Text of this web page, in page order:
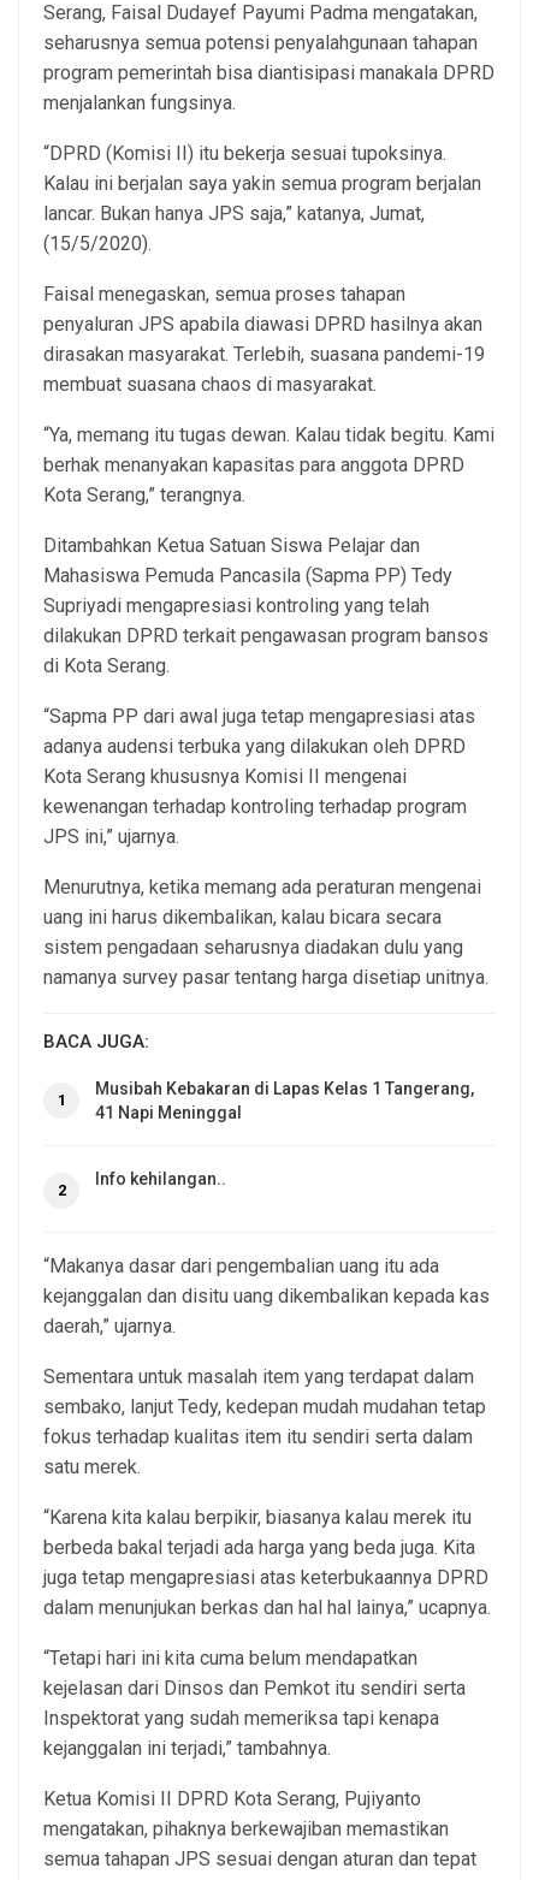
Serang, Faisal Dudayef Payumi Padma mengatakan,
seharusnya semua potensi penyalahgunaan tahapan
program pemerintah bisa diantisipasi manakala DPRD
menjalankan fungsinya.
“DPRD (Komisi II) itu bekerja sesuai tupoksinya.
Kalau ini berjalan saya yakin semua program berjalan
lancar. Bukan hanya JPS saja,” katanya, Jumat,
(15/5/2020).
Faisal menegaskan, semua proses tahapan
penyaluran JPS apabila diawasi DPRD hasilnya akan
dirasakan masyarakat. Terlebih, suasana pandemi-19
membuat suasana chaos di masyarakat.
“Ya, memang itu tugas dewan. Kalau tidak begitu. Kami
berhak menanyakan kapasitas para anggota DPRD
Kota Serang,” terangnya.
Ditambahkan Ketua Satuan Siswa Pelajar dan
Mahasiswa Pemuda Pancasila (Sapma PP) Tedy
Supriyadi mengapresiasi kontroling yang telah
dilakukan DPRD terkait pengawasan program bansos
di Kota Serang.
“Sapma PP dari awal juga tetap mengapresiasi atas
adanya audensi terbuka yang dilakukan oleh DPRD
Kota Serang khususnya Komisi II mengenai
kewenangan terhadap kontroling terhadap program
JPS ini,” ujarnya.
Menurutnya, ketika memang ada peraturan mengenai
uang ini harus dikembalikan, kalau bicara secara
sistem pengadaan seharusnya diadakan dulu yang
namanya survey pasar tentang harga disetiap unitnya.
BACA JUGA:
1
Musibah Kebakaran di Lapas Kelas 1 Tangerang,
41 Napi Meninggal
2
Info kehilangan..
“Makanya dasar dari pengembalian uang itu ada
kejanggalan dan disitu uang dikembalikan kepada kas
daerah,” ujarnya.
Sementara untuk masalah item yang terdapat dalam
sembako, lanjut Tedy, kedepan mudah mudahan tetap
fokus terhadap kualitas item itu sendiri serta dalam
satu merek.
“Karena kita kalau berpikir, biasanya kalau merek itu
berbeda bakal terjadi ada harga yang beda juga. Kita
juga tetap mengapresiasi atas keterbukaannya DPRD
dalam menunjukan berkas dan hal hal lainya,” ucapnya.
“Tetapi hari ini kita cuma belum mendapatkan
kejelasan dari Dinsos dan Pemkot itu sendiri serta
Inspektorat yang sudah memeriksa tapi kenapa
kejanggalan ini terjadi,” tambahnya.
Ketua Komisi II DPRD Kota Serang, Pujiyanto
mengatakan, pihaknya berkewajiban memastikan
semua tahapan JPS sesuai dengan aturan dan tepat